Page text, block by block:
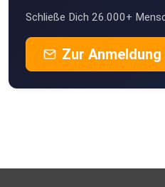
Schließe Dich 26.000+
Zur Anmeldung